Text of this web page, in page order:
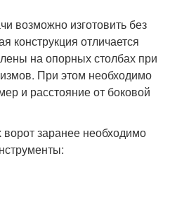
возможно изготовить без
конструкция отличается
на опорных столбах при
При этом необходимо
и расстояние от боковой
заранее необходимо